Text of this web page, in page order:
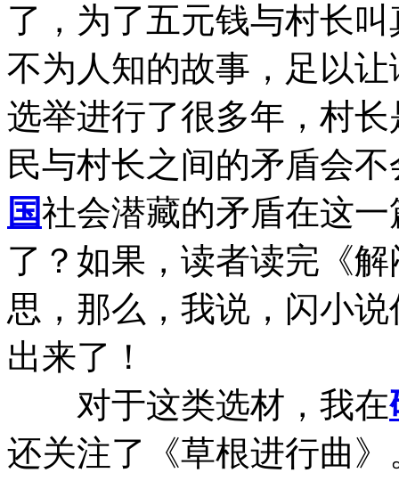
了，为了五元钱与村长
不为人知的故事，足以
选举进行了很多年，村
民与村长之间的矛盾会
国社会潜藏的矛盾在这
了？如果，读者读完《
思，那么，我说，闪小
出来了！
对于这类选材，我在
还关注了《草根进行曲